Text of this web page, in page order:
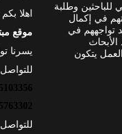
وطلبة
في إكمال
تواجههم في
يتكون
اهلا
موقع
يسرنا